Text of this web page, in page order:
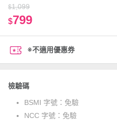
$1,099
$799
※不適用優惠券
檢驗碼
BSMI 字號： 免驗
NCC 字號： 免驗